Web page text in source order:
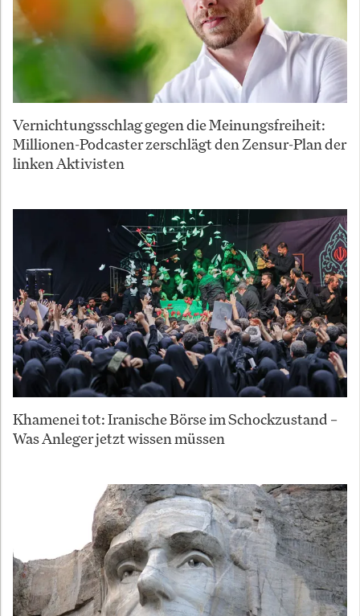
Vernichtungsschlag gegen die Meinungsfreiheit:
Millionen-Podcaster zerschlägt den Zensur-Plan der
linken Aktivisten
Khamenei tot: Iranische Börse im Schockzustand –
Was Anleger jetzt wissen müssen